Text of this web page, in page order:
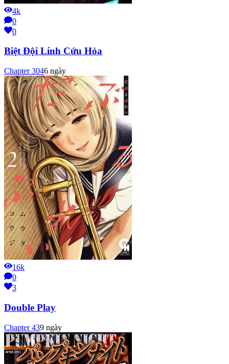
4k
0
0
Biệt Đội Lính Cứu Hỏa
Chapter3046 ngày
16k
0
3
Double Play
Chapter439 ngày